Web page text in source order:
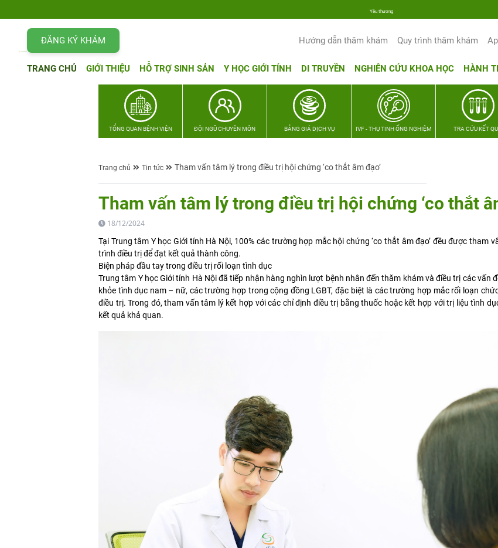
Yêu thương Lan tỏa – Trao hy vọng, vun trọn hạnh phúc gia đình Quân nhân
ĐĂNG KÝ KHÁM Hướng dẫn thăm khám Quy trình thăm khám
TRANG CHỦ GIỚI THIỆU HỖ TRỢ SINH SẢN Y HỌC GIỚI TÍNH DI TRUYỀN NGHIÊN CỨU KHOA HỌC HÀNH
TỔNG QUAN BỆNH VIỆN ĐỘI NGŨ CHUYÊN MÔN BẢNG GIÁ DỊCH VỤ IVF - THỤ TINH ỐNG NGHIỆM TRA CỨU KẾT
Trang chủ Tin tức Tham vấn tâm lý trong điều trị hội chứng ‘co thắt âm đạo’
Tham vấn tâm lý trong điều trị hội chứng ‘co thắt
18/12/2024
Tại Trung tâm Y học Giới tính Hà Nội, 100% các trường hợp mắc hội chứng ‘co thắt âm đạo’ đều được tham
trình điều trị để đạt kết quả thành công.
Biện pháp đầu tay trong điều trị rối loạn tình dục
Trung tâm Y học Giới tính Hà Nội đã tiếp nhận hàng nghìn lượt bệnh nhân đến thăm khám và điều trị các vấn
khỏe tình dục nam – nữ, các trường hợp trong cộng đồng LGBT, đặc biệt là các trường hợp mắc rối loạn
điều trị. Trong đó, tham vấn tâm lý kết hợp với các chỉ định điều trị bằng thuốc hoặc kết hợp với trị liệu tình
kết quả khả quan.